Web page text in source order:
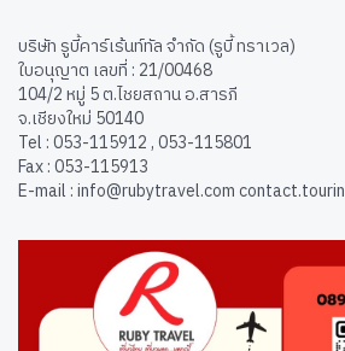
บริษัท รูบี้คาร์เร้นท์ทัล จำกัด (รูบี้ ทราเวล)
ใบอนุญาต เลขที่ : 21/00468
104/2 หมู่ 5 ต.ไชยสถาน อ.สารภี
จ.เชียงใหม่ 50140
Tel : 053-115912 , 053-115801
Fax : 053-115913
E-mail : info@rubytravel.com